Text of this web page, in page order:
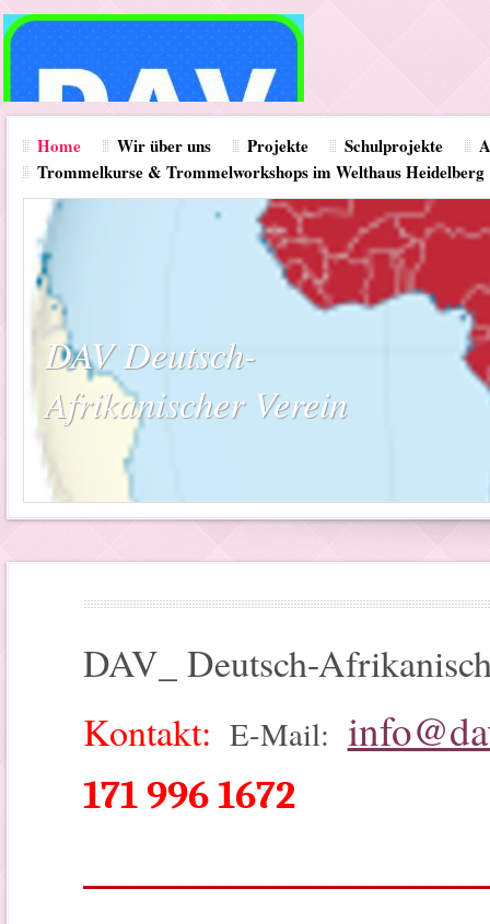
Home Wir über uns Projekte Schulprojekte
Trommelkurse & Trommelworkshops im Welthaus Heidelberg
DAV Deutsch-
Afrikanischer Verein
DAV_ Deutsch-
Kontakt: E-Mail:
171 996 1672